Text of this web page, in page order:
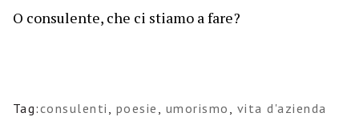
O consulente, che ci stiamo a fare?
Tag:consulenti , poesie , umorismo , vita d'azienda